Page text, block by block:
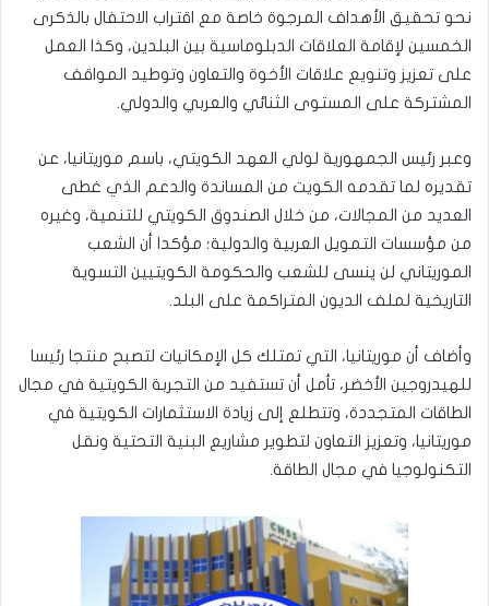
نحو تحقيق الأهداف المرجوة خاصة مع اقتراب الاحتفال بالذكرى
الخمسين لإقامة العلاقات الدبلوماسية بين البلدين، وكذا العمل
على تعزيز وتنويع علاقات الأخوة والتعاون وتوطيد المواقف
المشتركة على المستوى الثنائي والعربي والدولي.
وعبر رئيس الجمهورية لولي العهد الكويتي، باسم موريتانيا، عن
تقديره لما تقدمه الكويت من المساندة والدعم الذي غطى
العديد من المجالات، من خلال الصندوق الكويتي للتنمية، وغيره
من مؤسسات التمويل العربية والدولية؛ مؤكدا أن الشعب
الموريتاني لن ينسى للشعب والحكومة الكويتيين التسوية
التاريخية لملف الديون المتراكمة على البلد.
وأضاف أن موريتانيا، التي تمتلك كل الإمكانيات لتصبح منتجا رئيسا
للهيدروجين الأخضر، تأمل أن تستفيد من التجربة الكويتية في مجال
الطاقات المتجددة، وتتطلع إلى زيادة الاستثمارات الكويتية في
موريتانيا، وتعزيز التعاون لتطوير مشاريع البنية التحتية ونقل
التكنولوجيا في مجال الطاقة.